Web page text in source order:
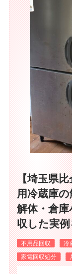
【埼玉県
用冷蔵庫
解体・倉
収した実
不用品回収 冷
家電回収処分